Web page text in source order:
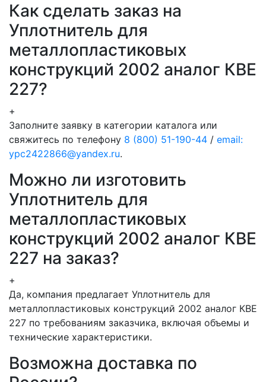
Как сделать заказ на
Уплотнитель для
металлопластиковых
конструкций 2002 аналог КВЕ
227?
+
Заполните заявку в категории каталога или
свяжитесь по телефону 8 (800) 51-190-44 / email:
ypc2422866@yandex.ru.
Можно ли изготовить
Уплотнитель для
металлопластиковых
конструкций 2002 аналог КВЕ
227 на заказ?
+
Да, компания предлагает Уплотнитель для
металлопластиковых конструкций 2002 аналог КВЕ
227 по требованиям заказчика, включая объемы и
технические характеристики.
Возможна доставка по